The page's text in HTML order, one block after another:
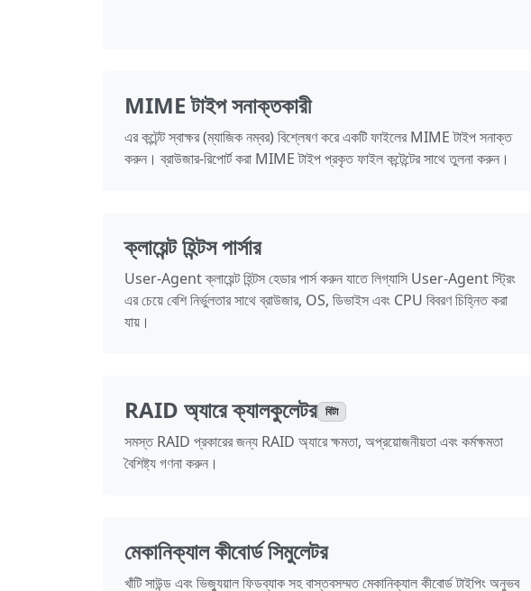
MIME টাইপ সনাক্তকারী
এর কন্টেন্ট স্বাক্ষর (ম্যাজিক নম্বর) বিশ্লেষণ করে একটি ফাইলের MIME টাইপ সনাক্ত
করুন। ব্রাউজার-রিপোর্ট করা MIME টাইপ প্রকৃত ফাইল কন্টেন্টের সাথে তুলনা করুন।
ক্লায়েন্ট হিন্টস পার্সার
User-Agent ক্লায়েন্ট হিন্টস হেডার পার্স করুন যাতে লিগ্যাসি User-Agent স্ট্রিং
এর চেয়ে বেশি নির্ভুলতার সাথে ব্রাউজার, OS, ডিভাইস এবং CPU বিবরণ চিহ্নিত করা
যায়।
RAID অ্যারে ক্যালকুলেটর বিটা
সমস্ত RAID প্রকারের জন্য RAID অ্যারে ক্ষমতা, অপ্রয়োজনীয়তা এবং কর্মক্ষমতা
বৈশিষ্ট্য গণনা করুন।
মেকানিক্যাল কীবোর্ড সিমুলেটর
খাঁটি সাউন্ড এবং ভিজ্যুয়াল ফিডব্যাক সহ বাস্তবসম্মত মেকানিক্যাল কীবোর্ড টাইপিং অনুভব